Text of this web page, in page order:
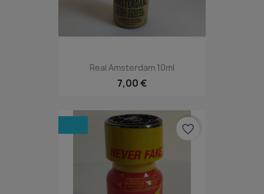
Real Amsterdam 10ml
7,00 €
favorite_border